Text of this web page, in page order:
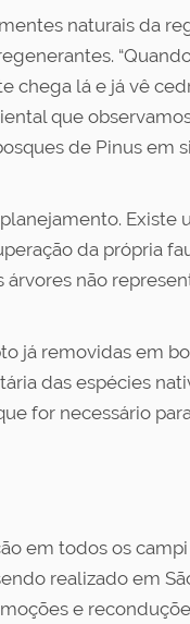
naturais da
chega lá e já vê
que
de Pinus em
Existe
da própria
não
já removidas em
das espécies
for necessário
em todos os campi
realizado em
e